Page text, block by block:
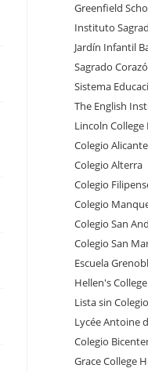
Greenfield
Instituto
Jardín Infantil
Sagrado
Sistema
The English
Lincoln
Colegio
Colegio Alterra
Colegio
Colegio
Colegio San
Colegio San
Escuela
Hellen's College
Lista sin
Lycée Antoine
Colegio
Grace College